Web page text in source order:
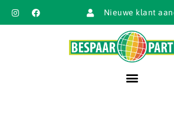
Nieuwe klant